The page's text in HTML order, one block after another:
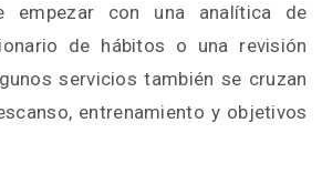
empezar con una analítica de
de hábitos o una revisión
servicios también se cruzan
entrenamiento y objetivos